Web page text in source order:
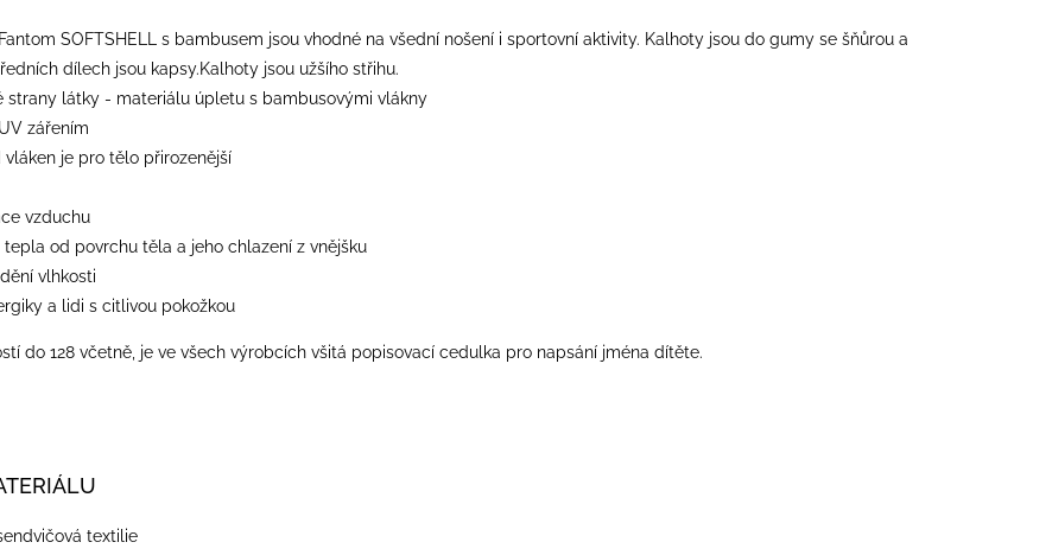
SOFTSHELL s bambusem jsou vhodné na všední nošení i sportovní aktivity. Kalhoty jsou do gumy se šňůrou a
dílech jsou kapsy.Kalhoty jsou užšího střihu.
strany látky - materiálu úpletu s bambusovými vlákny
zářením
vláken je pro tělo přirozenější
vzduchu
tepla od povrchu těla a jeho chlazení z vnějšku
vlhkosti
a lidi s citlivou pokožkou
do 128 včetně, je ve všech výrobcích všitá popisovací cedulka pro napsání jména dítěte.
textilie